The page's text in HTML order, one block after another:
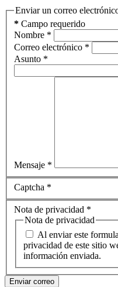
Enviar un correo
* Campo requerido
Nombre *
Correo electrónico *
Asunto *
Mensaje *
Captcha *
Nota de privacidad *
Nota de privacidad
Al enviar este
privacidad de este sitio
información enviada.
Enviar correo